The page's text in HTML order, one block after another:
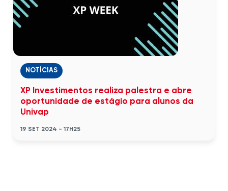
NOTÍCIAS
XP Investimentos realiza palestra e abre
oportunidade de estágio para alunos da
Univap
19 SET 2024 - 17H25